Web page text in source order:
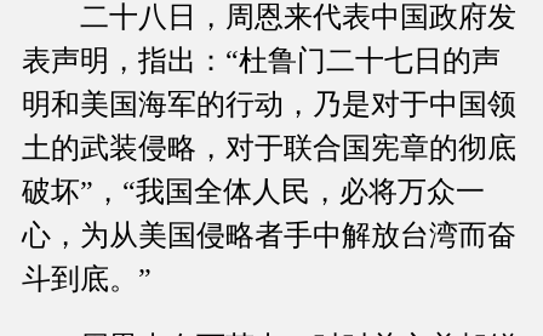
二十八日，周恩来代表中国政府发
表声明，指出：“杜鲁门二十七日的声
明和美国海军的行动，乃是对于中国领
土的武装侵略，对于联合国宪章的彻底
破坏”，“我国全体人民，必将万众一
心，为从美国侵略者手中解放台湾而奋
斗到底。”